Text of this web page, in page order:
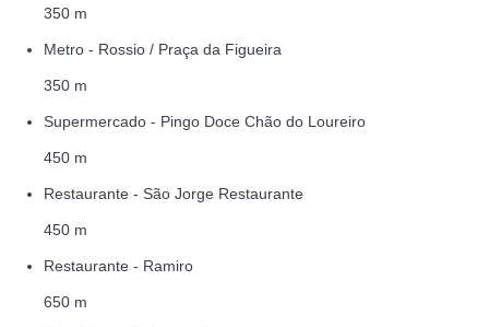
350 m
Metro - Rossio / Praça da Figueira
350 m
Supermercado - Pingo Doce Chão do Loureiro
450 m
Restaurante - São Jorge Restaurante
450 m
Restaurante - Ramiro
650 m